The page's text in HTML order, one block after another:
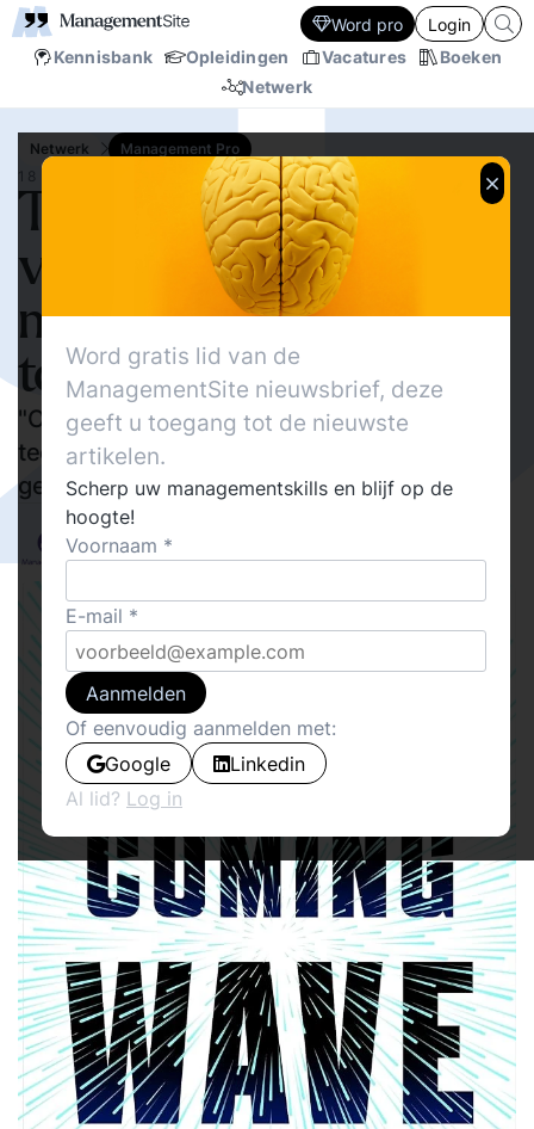
Kennisbank Opleidingen Vacatures
Boeken
Netwerk
Word pro Login
Netwerk
Management Pro
18 SEP.‘23
The Coming Wave: hoe
van AI te profiteren
maar ook hoe AI te
temmen.
"Onze toekomst hangt af van deze
technologieën maar wordt er ook door in
gevaar gebracht."
Willem E.A.J. Scheepers
Management Pro
20
Word gratis lid van de
ManagementSite nieuwsbrief, deze
geeft u toegang tot de nieuwste
artikelen.
Scherp uw managementskills en blijf op de
hoogte!
Voornaam
E-mail
Aanmelden
Of eenvoudig aanmelden met:
Google
Linkedin
Al lid? Log in